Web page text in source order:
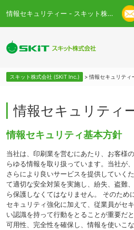
情報セキュリティー - スキット株式会社 (SKiT Inc.)
スキット株式会社 (SKiT Inc.) >情報セキュリティ
情報セキュリティ
情報セキュリティ基本方針
当社は、印刷業を営むにあたり、お客様
らゆる情報を取り扱っています。当社が
さらにより良いサービスを提供していく
て適切な安全対策を実施し、紛失、盗難
ら保護しなくてはなりません。 そのため
セキュリティ強化に加えて、従業員がセ
い認識を持って行動をとることが重要だ
可用性、完全性を確保し、情報を使いこ